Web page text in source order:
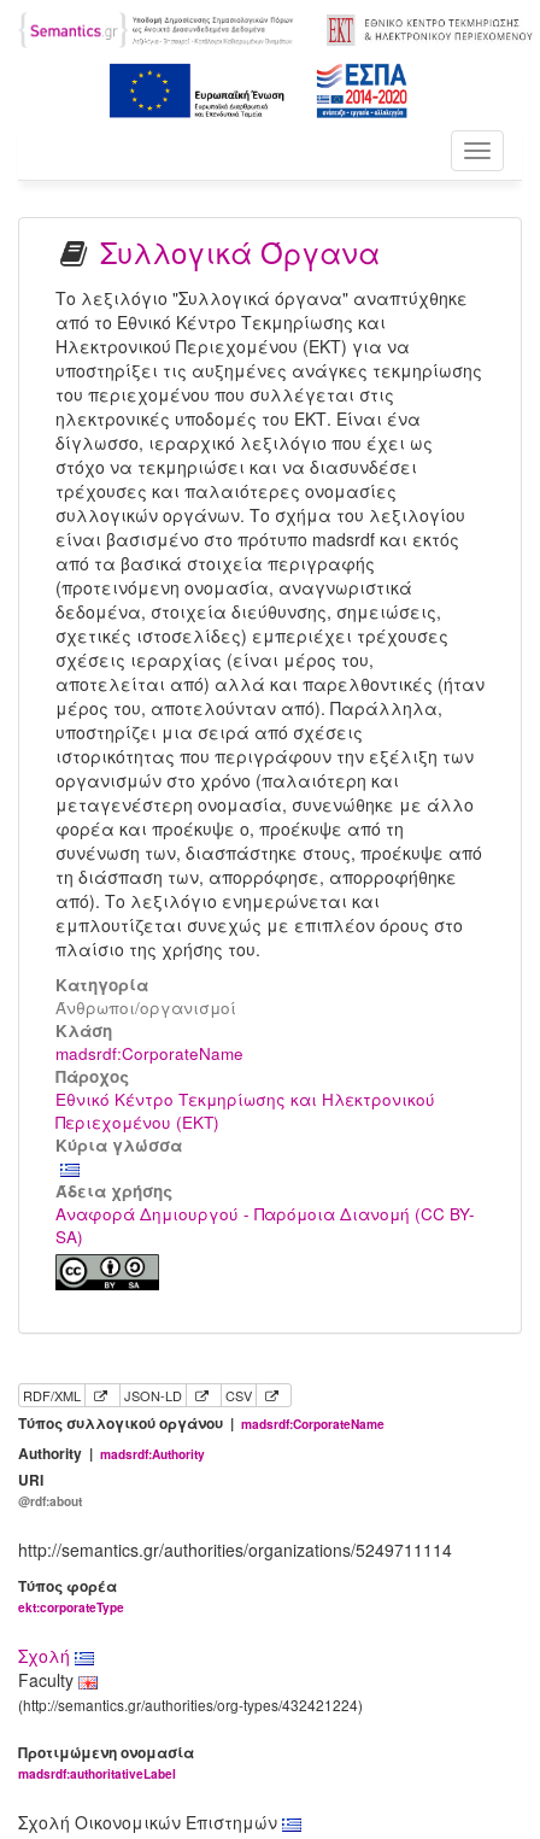
Toggle
Συλλογικά Όργανα
Το λεξιλόγιο "Συλλογικά όργανα" αναπτύχθηκε
από το Εθνικό Κέντρο Τεκμηρίωσης και
Ηλεκτρονικού Περιεχομένου (ΕΚΤ) για να
υποστηρίξει τις αυξημένες ανάγκες τεκμηρίωσης
του περιεχομένου που συλλέγεται στις
ηλεκτρονικές υποδομές του ΕΚΤ. Είναι ένα
δίγλωσσο, ιεραρχικό λεξιλόγιο που έχει ως
στόχο να τεκμηριώσει και να διασυνδέσει
τρέχουσες και παλαιότερες ονομασίες
συλλογικών οργάνων. Το σχήμα του λεξιλογίου
είναι βασισμένο στο πρότυπο madsrdf και εκτός
από τα βασικά στοιχεία περιγραφής
(προτεινόμενη ονομασία, αναγνωριστικά
δεδομένα, στοιχεία διεύθυνσης, σημειώσεις,
σχετικές ιστοσελίδες) εμπεριέχει τρέχουσες
σχέσεις ιεραρχίας (είναι μέρος του,
αποτελείται από) αλλά και παρελθοντικές (ήταν
μέρος του, αποτελούνταν από). Παράλληλα,
υποστηρίζει μια σειρά από σχέσεις
ιστορικότητας που περιγράφουν την εξέλιξη των
οργανισμών στο χρόνο (παλαιότερη και
μεταγενέστερη ονομασία, συνενώθηκε με άλλο
φορέα και προέκυψε ο, προέκυψε από τη
συνένωση των, διασπάστηκε στους, προέκυψε από
τη διάσπαση των, απορρόφησε, απορροφήθηκε
από). Το λεξιλόγιο ενημερώνεται και
εμπλουτίζεται συνεχώς με επιπλέον όρους στο
πλαίσιο της χρήσης του.
Κατηγορία
Άνθρωποι/οργανισμοί
Kλάση
madsrdf:CorporateName
Πάροχος
Εθνικό Κέντρο Τεκμηρίωσης και Ηλεκτρονικού
Περιεχομένου (ΕΚΤ)
Κύρια γλώσσα
Άδεια χρήσης
Αναφορά Δημιουργού - Παρόμοια Διανομή (CC BY-
SA)
RDF/XML JSON-LD CSV
Τύπος συλλογικού οργάνου | madsrdf:CorporateName
Authority | madsrdf:Authority
URI
@rdf:about
http://semantics.gr/authorities/organizations/5249711114
Τύπος φορέα
ekt:corporateType
Σχολή
Faculty
(http://semantics.gr/authorities/org-types/432421224)
Προτιμώμενη ονομασία
madsrdf:authoritativeLabel
Σχολή Οικονομικών Επιστημών